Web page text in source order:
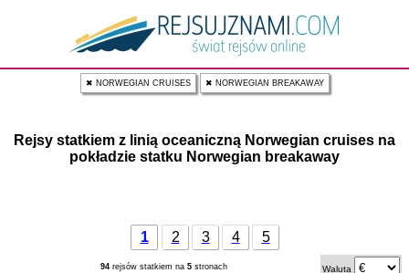
✖ NORWEGIAN CRUISES ✖ NORWEGIAN BREAKAWAY
Rejsy statkiem z linią oceaniczną Norwegian cruises na
pokładzie statku Norwegian breakaway
1 2 3 4 5
94 rejsów statkiem na 5 stronach Waluta